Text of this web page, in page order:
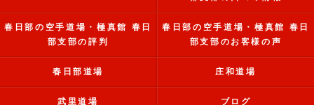
春日部の空手道場・極真館 春日
部支部の評判
春日部の空手道場・極真館 春日
部支部のお客様の声
春日部道場 庄和道場
武里道場 ブログ